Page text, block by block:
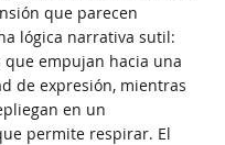
que parecen
lógica narrativa sutil:
que empujan hacia una
de expresión, mientras
en un
permite respirar. El